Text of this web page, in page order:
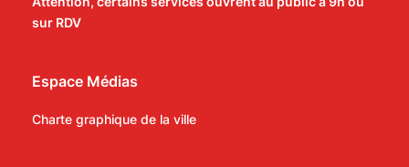
sur RDV
Espace Médias
Charte graphique de la ville